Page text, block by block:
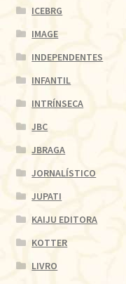
ICEBRG
IMAGE
INDEPENDENTES
INFANTIL
INTRÍNSECA
JBC
JBRAGA
JORNALÍSTICO
JUPATI
KAIJU EDITORA
KOTTER
LIVRO